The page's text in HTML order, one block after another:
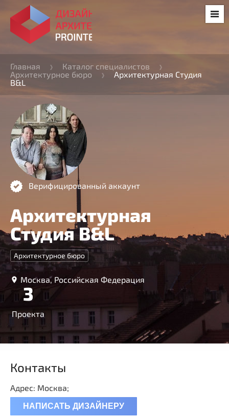
Главная
Каталог специалистов
Архитектурное бюро
Архитектурная Студия
B&L
Верифицированный аккаунт
Архитектурная
Студия B&L
Архитектурное бюро
Москва, Российская Федерация
3
Проекта
Контакты
Адрес: Москва;
НАПИСАТЬ ДИЗАЙНЕРУ